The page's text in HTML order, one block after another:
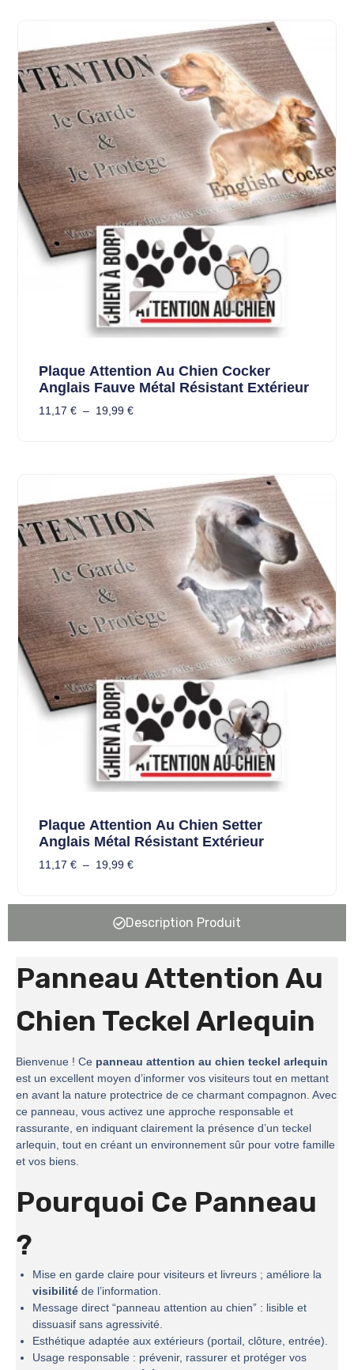
Plaque Attention Au Chien Cocker
Anglais Fauve Métal Résistant Extérieur
11,17 € – 19,99 €
Plaque Attention Au Chien Setter
Anglais Métal Résistant Extérieur
11,17 € – 19,99 €
Description Produit
Panneau Attention Au
Chien Teckel Arlequin
Bienvenue ! Ce panneau attention au chien teckel arlequin
est un excellent moyen d’informer vos visiteurs tout en mettant
en avant la nature protectrice de ce charmant compagnon. Avec
ce panneau, vous activez une approche responsable et
rassurante, en indiquant clairement la présence d’un teckel
arlequin, tout en créant un environnement sûr pour votre famille
et vos biens.
Pourquoi Ce Panneau
?
Mise en garde claire pour visiteurs et livreurs ; améliore la
visibilité de l’information.
Message direct “panneau attention au chien” : lisible et
dissuasif sans agressivité.
Esthétique adaptée aux extérieurs (portail, clôture, entrée).
Usage responsable : prévenir, rassurer et protéger vos